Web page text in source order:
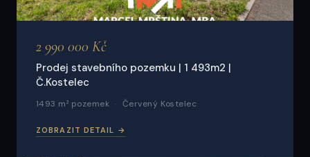
2 990 000 Kč
Prodej stavebního pozemku | 1 493m2 |
Č.Kostelec
1493 m² pozemek Červený Kostelec
ZOBRAZIT DETAIL →